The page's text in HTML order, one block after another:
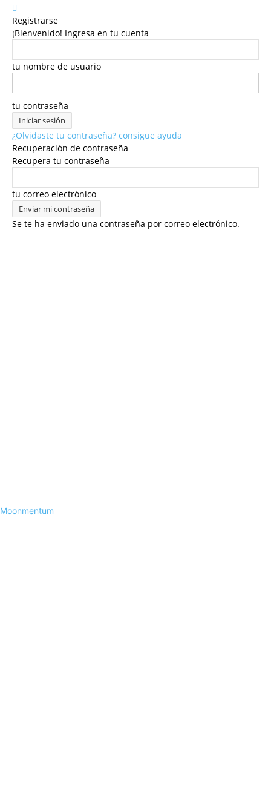
Registrarse
¡Bienvenido! Ingresa en tu cuenta
tu nombre de usuario
tu contraseña
¿Olvidaste tu contraseña? consigue ayuda
Recuperación de contraseña
Recupera tu contraseña
tu correo electrónico
Se te ha enviado una contraseña por correo electrónico.
Moonmentum